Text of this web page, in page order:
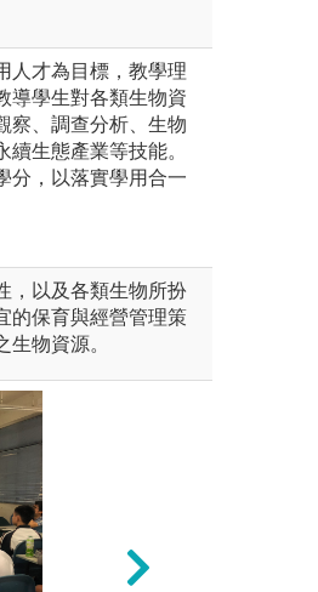
人才為目標，教學理
導學生對各類生物資
察、調查分析、生物
生態產業等技能。
分，以落實學用合一
，以及各類生物所扮
的保育與經營管理策
物資源。